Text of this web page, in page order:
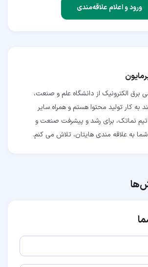
ورود و اعلام علاقه‌مندی
برق الکترونیک از دانشگاه علم و صنعت،
به کار تولید محتوا هستم و همراه سایر
نماتک، برای رشد و پیشرفت صنعت و
به علاقه مندی هایتان، تلاش می کنم.